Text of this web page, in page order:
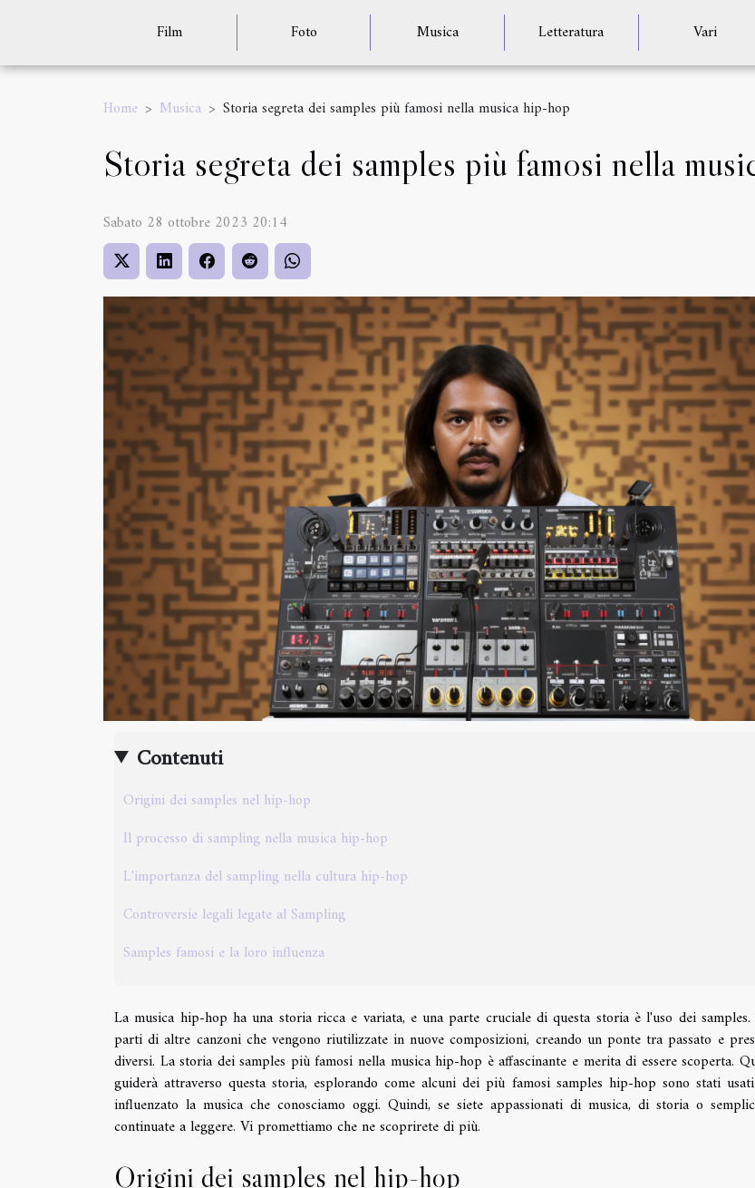
Film Foto Musica Letteratura Vari
Home Musica Storia segreta dei samples più famosi nella musica hip-hop
Storia segreta dei samples più famosi nella
Sabato 28 ottobre 2023 20:14
Contenuti
Origini dei samples nel hip-hop
Il processo di sampling nella musica hip-hop
L'importanza del sampling nella cultura hip-hop
Controversie legali legate al Sampling
Samples famosi e la loro influenza
La musica hip-hop ha una storia ricca e variata, e una parte cruciale di questa storia è l'uso dei
parti di altre canzoni che vengono riutilizzate in nuove composizioni, creando un ponte tra passato e
diversi. La storia dei samples più famosi nella musica hip-hop è affascinante e merita di essere scoperta.
guiderà attraverso questa storia, esplorando come alcuni dei più famosi samples hip-hop sono stati
influenzato la musica che conosciamo oggi. Quindi, se siete appassionati di musica, di storia o
continuate a leggere. Vi promettiamo che ne scoprirete di più.
Origini dei samples nel hip-hop